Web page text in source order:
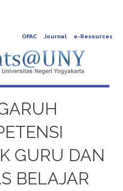
OPAC Journal e-Resources
GURU DAN
BELAJAR